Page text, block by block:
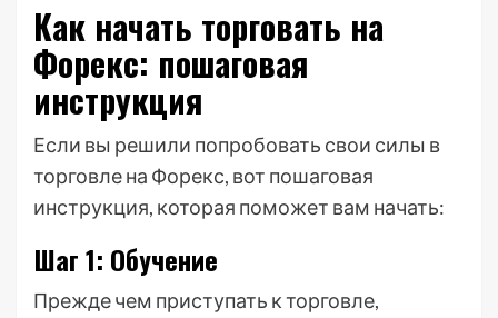
Как начать торговать на
Форекс: пошаговая
инструкция
Если вы решили попробовать свои силы в
торговле на Форекс, вот пошаговая
инструкция, которая поможет вам начать:
Шаг 1: Обучение
Прежде чем приступать к торговле,